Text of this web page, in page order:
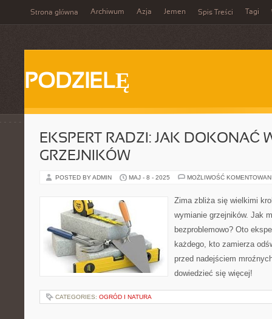
Strona główna Archiwum Azja Jemen Spis Treści Tagi
PODZIELĘ
EKSPERT RADZI: JAK DOKONAĆ
GRZEJNIKÓW
POSTED BY ADMIN MAJ - 8 - 2025 MOŻLIWOŚĆ
Zima zbliża się wielkimi
wymianie grzejników. Jak
bezproblemowo? Oto
każdego, kto zamierza
przed nadejściem
dowiedzieć się więcej!
CATEGORIES: OGRÓD I NATURA